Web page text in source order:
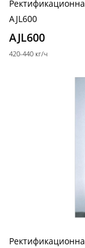
AJL600
AJL600
420-440 кг/ч